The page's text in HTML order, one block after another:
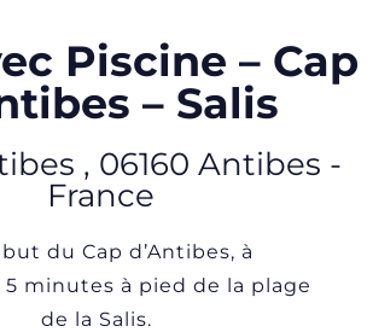
Piscine – Cap
– Salis
, 06160 Antibes -
France
du Cap d’Antibes, à
minutes à pied de la plage
de la Salis.